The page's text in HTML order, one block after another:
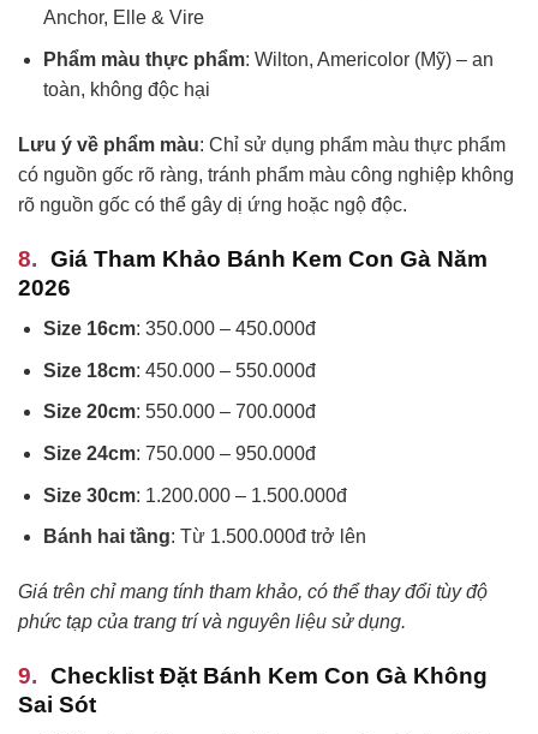
Anchor, Elle & Vire
Phẩm màu thực phẩm: Wilton, Americolor (Mỹ) – an
toàn, không độc hại
Lưu ý về phẩm màu: Chỉ sử dụng phẩm màu thực phẩm
có nguồn gốc rõ ràng, tránh phẩm màu công nghiệp không
rõ nguồn gốc có thể gây dị ứng hoặc ngộ độc.
Giá Tham Khảo Bánh Kem Con Gà Năm
2026
Size 16cm: 350.000 – 450.000đ
Size 18cm: 450.000 – 550.000đ
Size 20cm: 550.000 – 700.000đ
Size 24cm: 750.000 – 950.000đ
Size 30cm: 1.200.000 – 1.500.000đ
Bánh hai tầng: Từ 1.500.000đ trở lên
Giá trên chỉ mang tính tham khảo, có thể thay đổi tùy độ
phức tạp của trang trí và nguyên liệu sử dụng.
Checklist Đặt Bánh Kem Con Gà Không
Sai Sót